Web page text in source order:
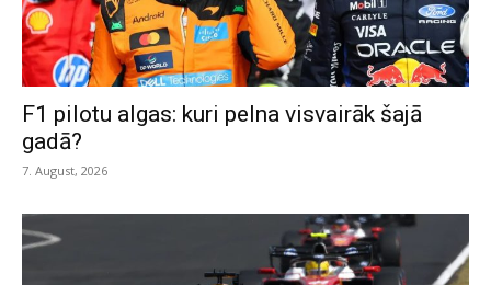
F1 pilotu algas: kuri pelna visvairāk šajā
gadā?
7. August, 2026